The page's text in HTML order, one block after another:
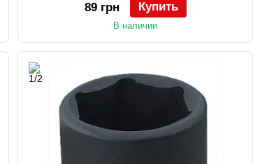
89 грн Купить
В наличии